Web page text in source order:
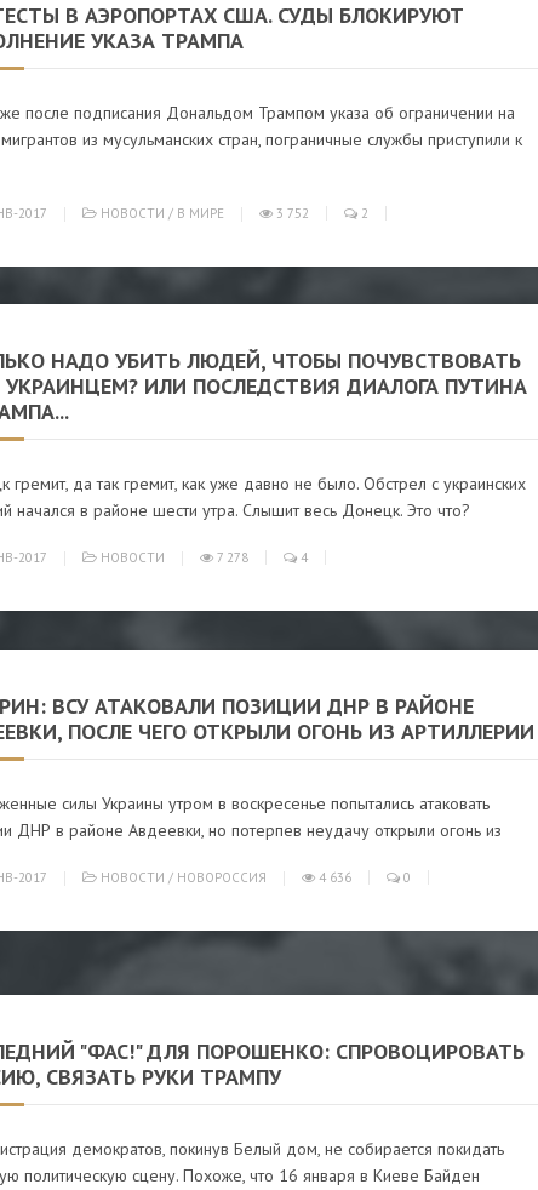
В АЭРОПОРТАХ США. СУДЫ БЛОКИРУЮТ
УКАЗА ТРАМПА
после подписания Дональдом Трампом указа об ограничении на
из мусульманских стран, пограничные службы приступили к
2017 НОВОСТИ / В МИРЕ 3 752 2
НАДО УБИТЬ ЛЮДЕЙ, ЧТОБЫ ПОЧУВСТВОВАТЬ
УКРАИНЦЕМ? ИЛИ ПОСЛЕДСТВИЯ ДИАЛОГА ПУТИНА
гремит, да так гремит, как уже давно не было. Обстрел с украинских
начался в районе шести утра. Слышит весь Донецк. Это что?
2017 НОВОСТИ 7 278 4
ВСУ АТАКОВАЛИ ПОЗИЦИИ ДНР В РАЙОНЕ
ПОСЛЕ ЧЕГО ОТКРЫЛИ ОГОНЬ ИЗ АРТИЛЛЕРИИ
силы Украины утром в воскресенье попытались атаковать
ДНР в районе Авдеевки, но потерпев неудачу открыли огонь из
2017 НОВОСТИ / НОВОРОССИЯ 4 636 0
"ФАС!" ДЛЯ ПОРОШЕНКО: СПРОВОЦИРОВАТЬ
СВЯЗАТЬ РУКИ ТРАМПУ
демократов, покинув Белый дом, не собирается покидать
политическую сцену. Похоже, что 16 января в Киеве Байден